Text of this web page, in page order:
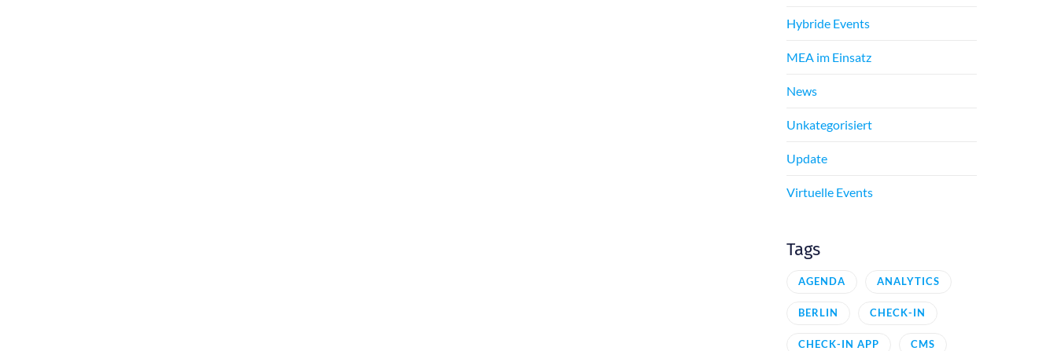
Hybride Events
MEA im Einsatz
News
Unkategorisiert
Update
Virtuelle Events
Tags
AGENDA ANALYTICS
BERLIN CHECK-IN
CHECK-IN APP CMS